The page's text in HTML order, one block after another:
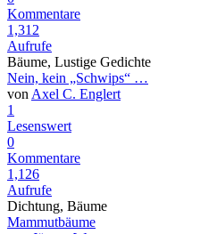
Kommentare
1,312
Aufrufe
Bäume, Lustige Gedichte
Nein, kein „Schwips“ …
von Axel C. Englert
1
Lesenswert
0
Kommentare
1,126
Aufrufe
Dichtung, Bäume
Mammutbäume